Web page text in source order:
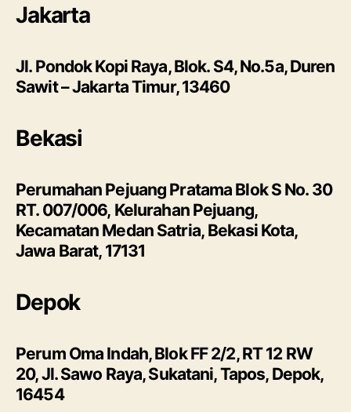
Jakarta
Jl. Pondok Kopi Raya, Blok. S4, No.5a, Duren
Sawit – Jakarta Timur, 13460
Bekasi
Perumahan Pejuang Pratama Blok S No. 30
RT. 007/006, Kelurahan Pejuang,
Kecamatan Medan Satria, Bekasi Kota,
Jawa Barat, 17131
Depok
Perum Oma Indah, Blok FF 2/2, RT 12 RW
20, Jl. Sawo Raya, Sukatani, Tapos, Depok,
16454